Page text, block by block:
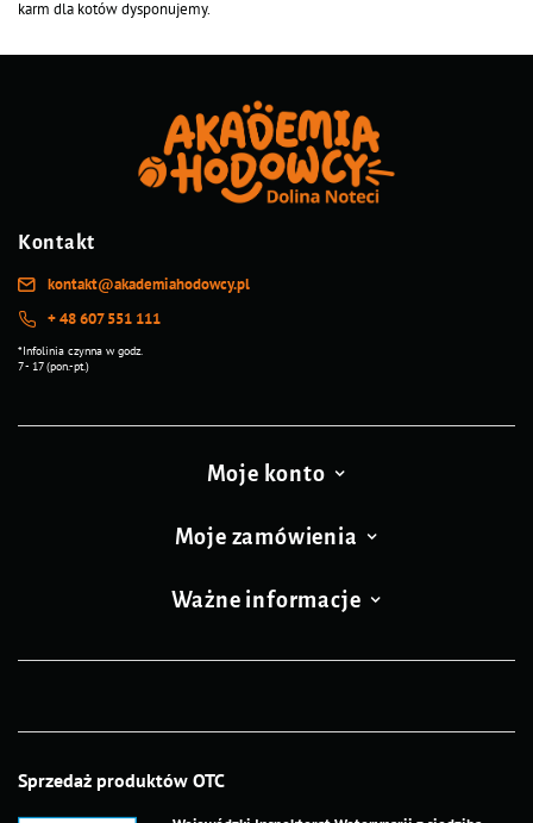
Zobacz produkt Zobacz produkt
Dolina Noteci Premium
Mokra karma dla kota po
Dolina Noteci Premium 185 g
Zobacz produkt
Mokra karma dla kota po
12 x 400 g
Mokra karma dla kota bogata w
indyka Dolina Noteci Premium